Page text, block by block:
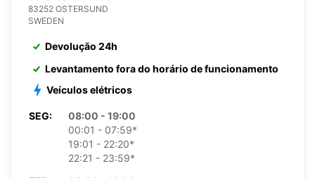
83252 OSTERSUND
SWEDEN
Devolução 24h
Levantamento fora do horário de funcionamento
Veículos elétricos
SEG:
08:00 - 19:00
00:01 - 07:59*
19:01 - 22:20*
22:21 - 23:59*